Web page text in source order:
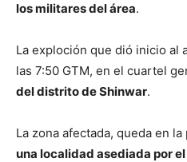
los militares del área.
La exploción que dió inicio al
las 7:50 GTM, en el cuartel
del distrito de Shinwar.
La zona afectada, queda en
una localidad asediada por